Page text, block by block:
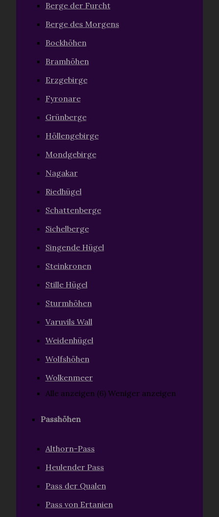
Berge der Furcht
Berge des Morgens
Bockhöhen
Bramhöhen
Erzgebirge
Fyronare
Grünberge
Höllengebirge
Mondgebirge
Nagakar
Riedhügel
Schattenberge
Sichelberge
Singende Hügel
Steinkronen
Stille Hügel
Sturmhöhen
Varuvils Wall
Weidenhügel
Wolfshöhen
Wolkenmeer
Alle anzeigen (6) Weniger anzeigen
Passhöhen
Althorn-Pass
Heulender Pass
Pass der Qualen
Pass von Ertanien